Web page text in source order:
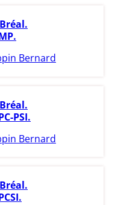
Bernard
PSI.
Bernard